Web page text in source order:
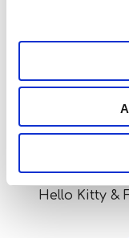
Hello Kitty &